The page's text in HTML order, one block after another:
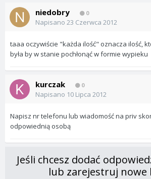
niedobry 0
Napisano 23 Czerwca 2012
taaa oczywiście "każda ilość" oznacza ilość,
była by w stanie pochłonąć w formie wypieku
kurczak 0
Napisano 10 Lipca 2012
Napisz nr telefonu lub wiadomość na priv
odpowiednią osobą
Jeśli chcesz dodać
lub zarejestruj nowe